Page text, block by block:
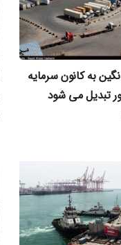
به کانون سرمایه‌
تبدیل می‌ شود